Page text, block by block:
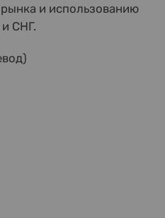
и использованию
СНГ.